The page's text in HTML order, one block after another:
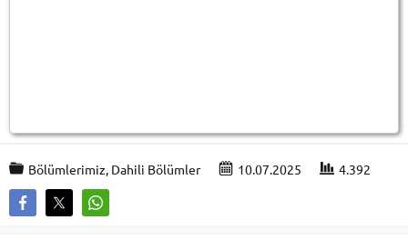
Bölümlerimiz, Dahili Bölümler 10.07.2025 4.392